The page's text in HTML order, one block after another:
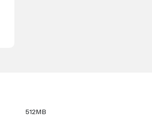
512MB